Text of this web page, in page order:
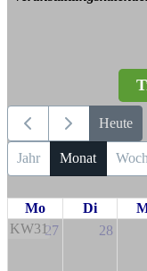
Heute
Jahr Monat
Mo Di
KW3127 28